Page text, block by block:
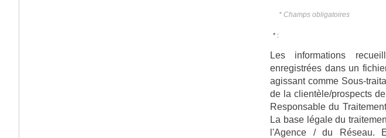
* Champs obligatoires
* :
Les informations
enregistrées dans un
agissant comme Sous-
de la clientèle/prospects
Responsable du
La base légale du
l'Agence / du Réseau.